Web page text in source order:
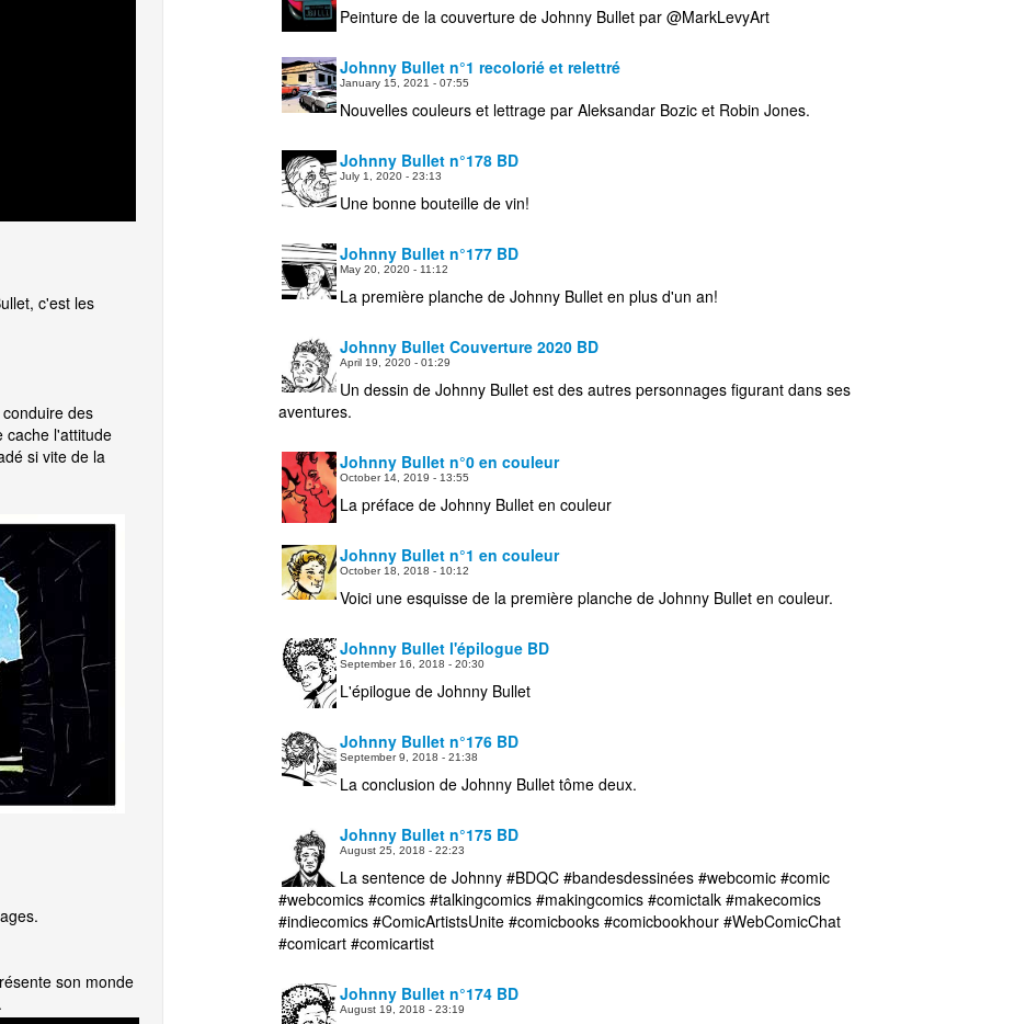
c'est les
des
cache l'attitude
si vite de la
son monde
Peinture de la couverture de Johnny Bullet par @MarkLevyArt
Johnny Bullet n°1 recolorié et relettré
January 15, 2021 - 07:55
Nouvelles couleurs et lettrage par Aleksandar Bozic et Robin Jones.
Johnny Bullet n°178 BD
July 1, 2020 - 23:13
Une bonne bouteille de vin!
Johnny Bullet n°177 BD
May 20, 2020 - 11:12
La première planche de Johnny Bullet en plus d'un an!
Johnny Bullet Couverture 2020 BD
April 19, 2020 - 01:29
Un dessin de Johnny Bullet est des autres personnages figurant dans ses
aventures.
Johnny Bullet n°0 en couleur
October 14, 2019 - 13:55
La préface de Johnny Bullet en couleur
Johnny Bullet n°1 en couleur
October 18, 2018 - 10:12
Voici une esquisse de la première planche de Johnny Bullet en couleur.
Johnny Bullet l'épilogue BD
September 16, 2018 - 20:30
L'épilogue de Johnny Bullet
Johnny Bullet n°176 BD
September 9, 2018 - 21:38
La conclusion de Johnny Bullet tôme deux.
Johnny Bullet n°175 BD
August 25, 2018 - 22:23
La sentence de Johnny #BDQC #bandesdessinées #webcomic #comic
#webcomics #comics #talkingcomics #makingcomics #comictalk #makecomics
#indiecomics #ComicArtistsUnite #comicbooks #comicbookhour #WebComicChat
#comicart #comicartist
Johnny Bullet n°174 BD
August 19, 2018 - 23:19